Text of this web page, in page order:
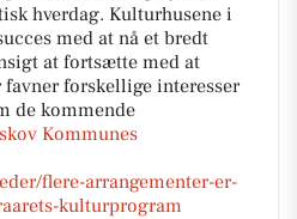
hverdag. Kulturhusene i
med at nå et bredt
at fortsætte med at
forskellige interesser
de kommende
Kommunes
flere-arrangementer-er-
kulturprogram